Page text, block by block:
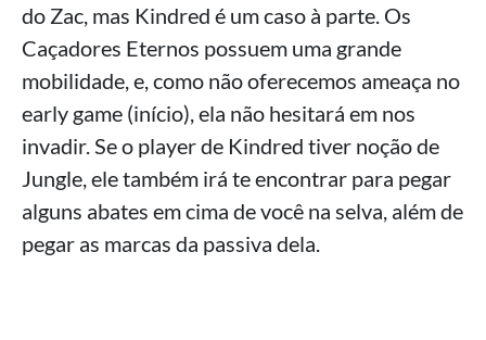
do Zac, mas Kindred é um caso à parte. Os
Caçadores Eternos possuem uma grande
mobilidade, e, como não oferecemos ameaça no
early game (início), ela não hesitará em nos
invadir. Se o player de Kindred tiver noção de
Jungle, ele também irá te encontrar para pegar
alguns abates em cima de você na selva, além de
pegar as marcas da passiva dela.